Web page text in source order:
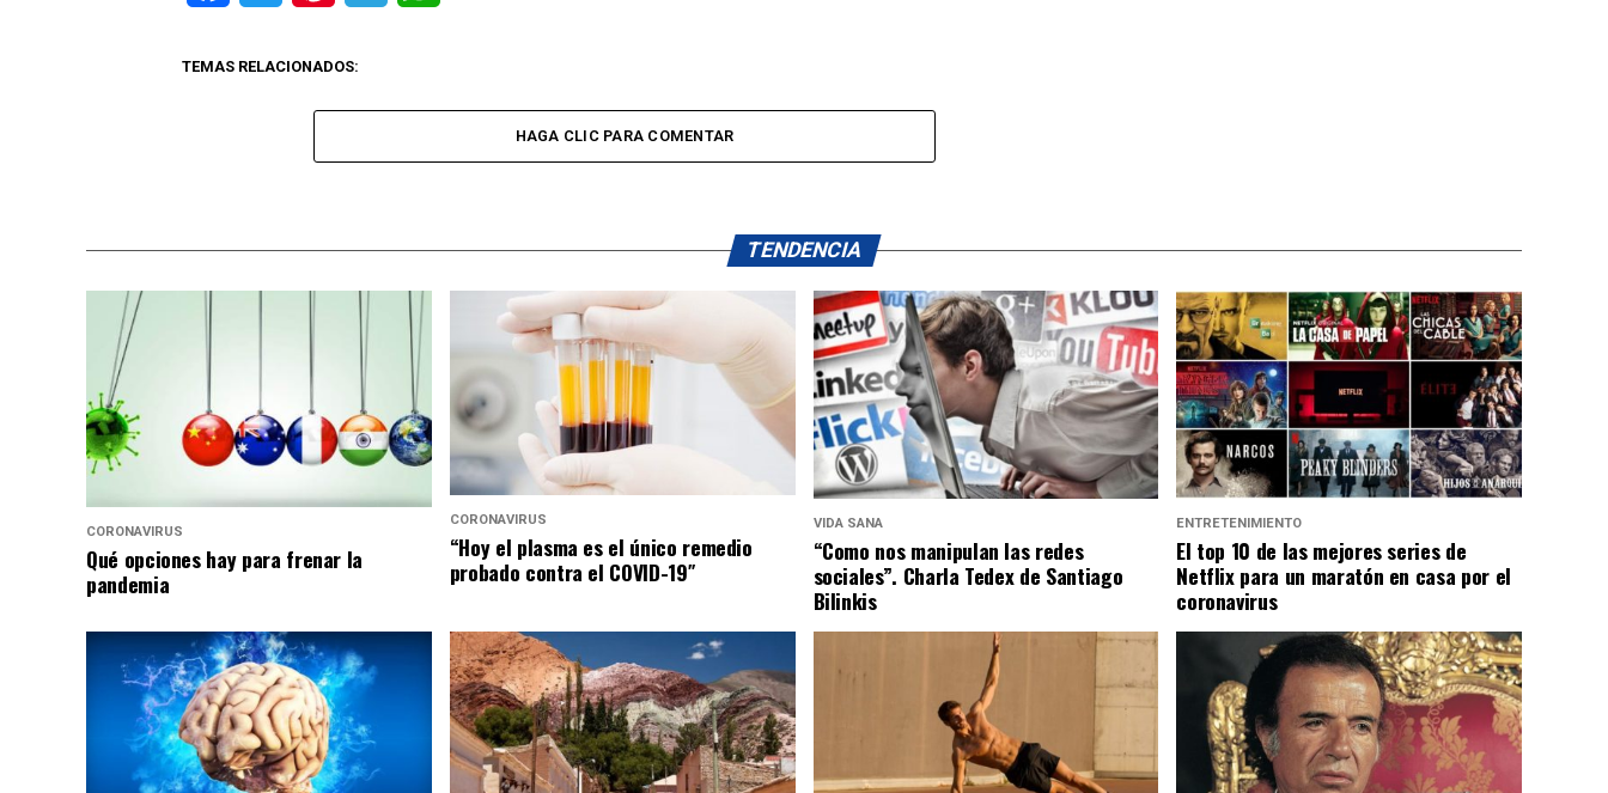
TEMAS RELACIONADOS:
HAGA CLIC PARA COMENTAR
TENDENCIA
CORONAVIRUS
Qué opciones hay para frenar la
pandemia
CORONAVIRUS
“Hoy el plasma es el único remedio
probado contra el COVID-19″
VIDA SANA
“Como nos manipulan las redes
sociales”. Charla Tedex de Santiago
Bilinkis
ENTRETENIMIENTO
El top 10 de las mejores series de
Netflix para un maratón en casa por el
coronavirus